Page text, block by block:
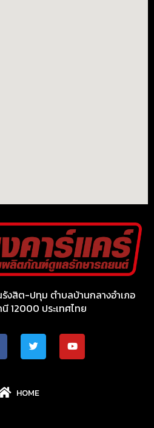
งสิต-ปทุม ตำบลบ้านกลางอำเภอ
12000 ประเทศไทย
HOME